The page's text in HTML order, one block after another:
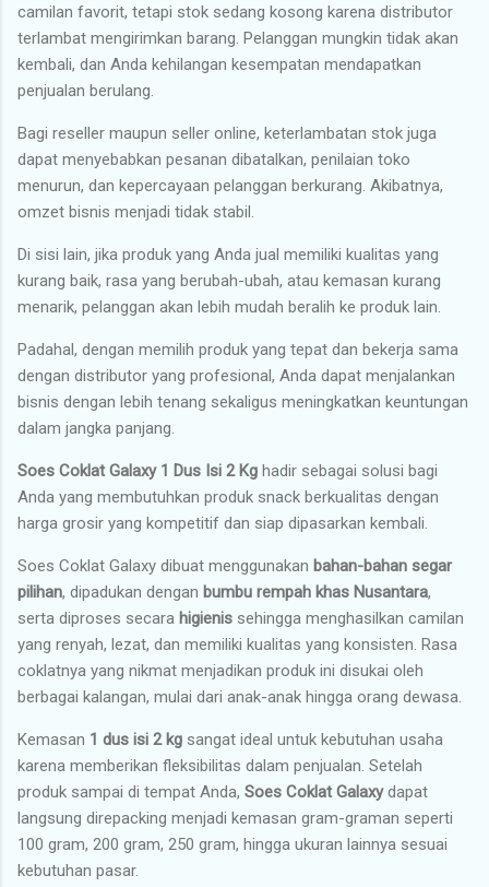
camilan favorit, tetapi stok sedang kosong karena distributor
terlambat mengirimkan barang. Pelanggan mungkin tidak akan
kembali, dan Anda kehilangan kesempatan mendapatkan
penjualan berulang.
Bagi reseller maupun seller online, keterlambatan stok juga
dapat menyebabkan pesanan dibatalkan, penilaian toko
menurun, dan kepercayaan pelanggan berkurang. Akibatnya,
omzet bisnis menjadi tidak stabil.
Di sisi lain, jika produk yang Anda jual memiliki kualitas yang
kurang baik, rasa yang berubah-ubah, atau kemasan kurang
menarik, pelanggan akan lebih mudah beralih ke produk lain.
Padahal, dengan memilih produk yang tepat dan bekerja sama
dengan distributor yang profesional, Anda dapat menjalankan
bisnis dengan lebih tenang sekaligus meningkatkan keuntungan
dalam jangka panjang.
Soes Coklat Galaxy 1 Dus Isi 2 Kg hadir sebagai solusi bagi
Anda yang membutuhkan produk snack berkualitas dengan
harga grosir yang kompetitif dan siap dipasarkan kembali.
Soes Coklat Galaxy dibuat menggunakan bahan-bahan segar
pilihan, dipadukan dengan bumbu rempah khas Nusantara,
serta diproses secara higienis sehingga menghasilkan camilan
yang renyah, lezat, dan memiliki kualitas yang konsisten. Rasa
coklatnya yang nikmat menjadikan produk ini disukai oleh
berbagai kalangan, mulai dari anak-anak hingga orang dewasa.
Kemasan 1 dus isi 2 kg sangat ideal untuk kebutuhan usaha
karena memberikan fleksibilitas dalam penjualan. Setelah
produk sampai di tempat Anda, Soes Coklat Galaxydapat
langsung direpacking menjadi kemasan gram-graman seperti
100 gram, 200 gram, 250 gram, hingga ukuran lainnya sesuai
kebutuhan pasar.